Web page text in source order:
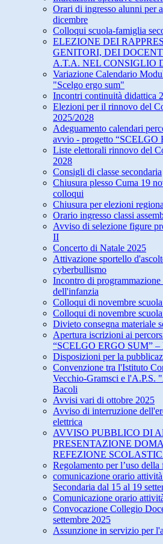
Orari di ingresso alunni per
dicembre
Colloqui scuola-famiglia
ELEZIONE DEI
GENITORI, DEI
A.T.A. NEL CONSIGLIO
Variazione Calendario
"Scelgo ergo sum"
Incontri continuità didattica
Elezioni per il rinnovo del
2025/2028
Adeguamento calendari
avvio - progetto
Liste elettorali rinnovo del
2028
Consigli di classe secondaria
Chiusura plesso Cuma 19
colloqui
Chiusura per elezioni
Orario ingresso classi
Avviso di selezione figure
II
Concerto di Natale 2025
Attivazione sportello
cyberbullismo
Incontro di programmazione
dell'infanzia
Colloqui di novembre
Colloqui di novembre
Divieto consegna materiale
Apertura iscrizioni ai
“SCELGO ERGO SUM” –
Disposizioni per la
Convenzione tra l'Istituto
Vecchio-Gramsci e l'A.P.S.
Bacoli
Avvisi vari di ottobre 2025
Avviso di interruzione
elettrica
AVVISO PUBBLICO DI
PRESENTAZIONE
REFEZIONE
Regolamento per l’uso
comunicazione orario
Secondaria dal 15 al 19
Comunicazione orario
Convocazione Collegio
settembre 2025
Assunzione in servizio per